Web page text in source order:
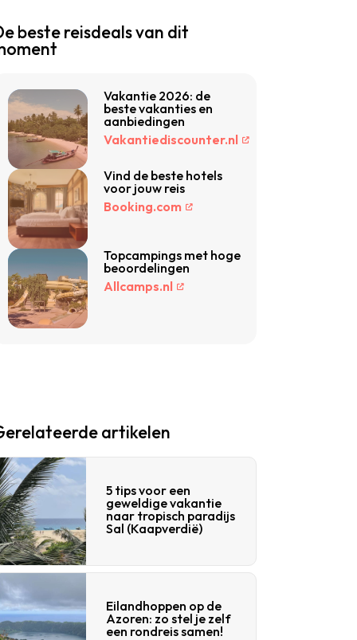
beste reisdeals van dit
Vakantie 2026: de
beste vakanties en
aanbiedingen
Vakantiediscounter.nl
Vind de beste hotels
voor jouw reis
Booking.com
Topcampings met hoge
beoordelingen
Allcamps.nl
artikelen
5 tips voor een
geweldige vakantie
naar tropisch paradijs
Sal (Kaapverdië)
Eilandhoppen op de
Azoren: zo stel je zelf
een rondreis samen!